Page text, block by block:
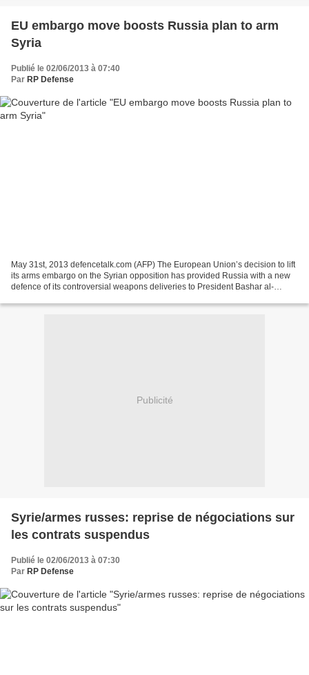
EU embargo move boosts Russia plan to arm
Syria
Publié le 02/06/2013 à 07:40
Par RP Defense
May 31st, 2013 defencetalk.com (AFP) The European Union’s decision to lift
its arms embargo on the Syrian opposition has provided Russia with a new
defence of its controversial weapons deliveries to President Bashar al-
Publicité
Syrie/armes russes: reprise de négociations sur
les contrats suspendus
Publié le 02/06/2013 à 07:30
Par RP Defense